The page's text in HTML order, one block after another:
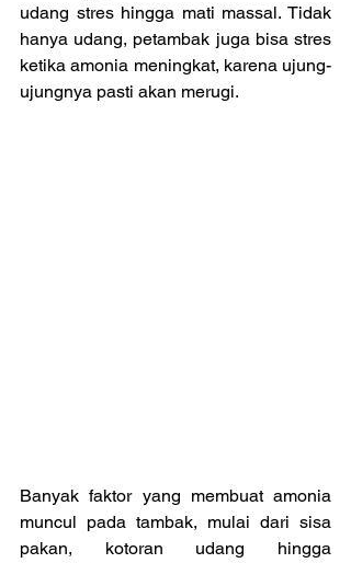
udang stres hingga mati massal. Tidak
hanya udang, petambak juga bisa stres
ketika amonia meningkat, karena ujung-
ujungnya pasti akan merugi.
Banyak faktor yang membuat amonia
muncul pada tambak, mulai dari sisa
pakan, kotoran udang hingga